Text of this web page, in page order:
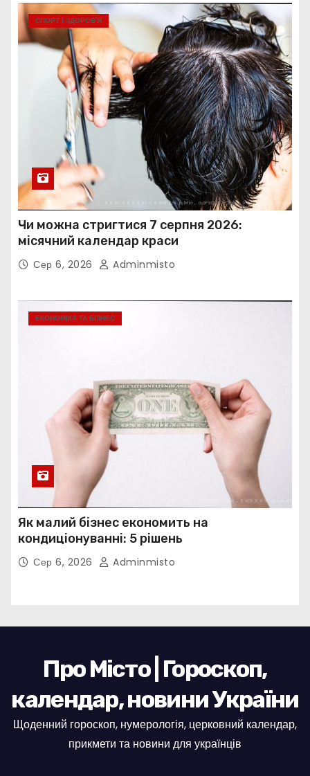
СПОРТ І ЗДОРОВ’Я
Чи можна стригтися 7 серпня 2026:
місячний календар краси
Сер 6, 2026 Adminmisto
ЕКОНОМІКА ТА БІЗНЕС
Як малий бізнес економить на
кондиціонуванні: 5 рішень
Сер 6, 2026 Adminmisto
Про Місто | Гороскоп,
календар, новини України
Щоденний гороскоп, нумерологія, церковний календар,
прикмети та новини для українців